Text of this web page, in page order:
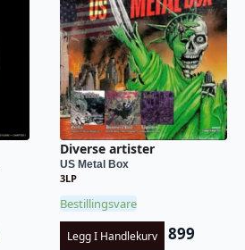
Diverse artister
US Metal Box
3LP
Bestillingsvare
Legg I Handlekurv 899